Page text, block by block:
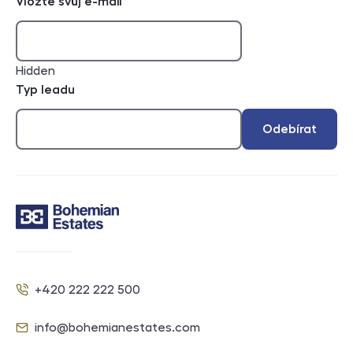
Hidden
Typ leadu
Odebírat
Telefon
+420 222 222 500
E-mail
info@bohemianestates.com